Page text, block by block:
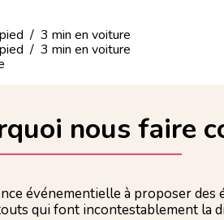
/ 3 min en voiture
/ 3 min en voiture
nous faire
événementielle à proposer des
qui font incontestablement la